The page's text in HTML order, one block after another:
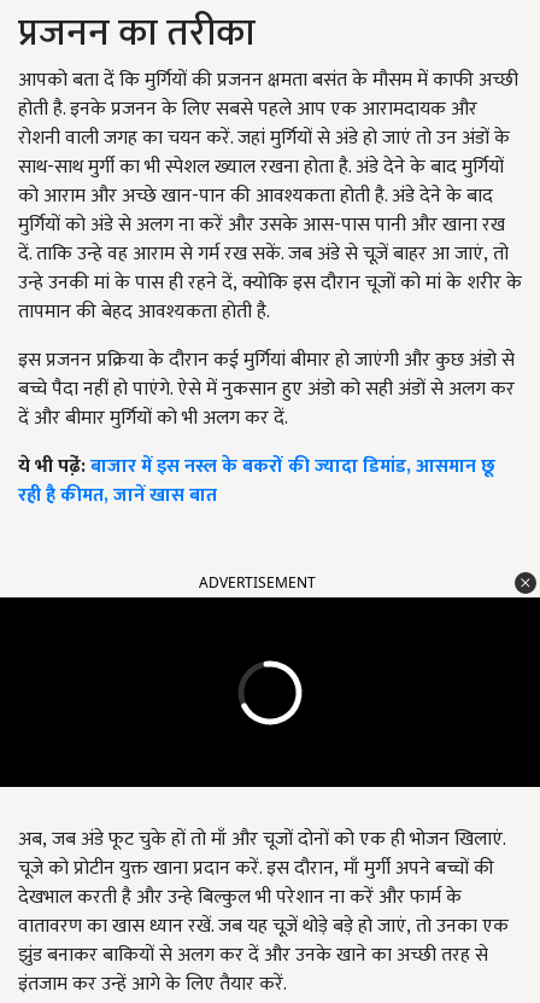
प्रजनन का तरीका
आपको बता दें कि मुर्गियों की प्रजनन क्षमता बसंत के मौसम में काफी अच्छी
होती है. इनके प्रजनन के लिए सबसे पहले आप एक आरामदायक और
रोशनी वाली जगह का चयन करें. जहां मुर्गियों से अंडे हो जाएं तो उन अंडों के
साथ-साथ मुर्गी का भी स्पेशल ख्याल रखना होता है. अंडे देने के बाद मुर्गियों
को आराम और अच्छे खान-पान की आवश्यकता होती है. अंडे देने के बाद
मुर्गियों को अंडे से अलग ना करें और उसके आस-पास पानी और खाना रख
दें. ताकि उन्हे वह आराम से गर्म रख सकें. जब अंडे से चूज़ें बाहर आ जाएं,तो
उन्हे उनकी मां के पास ही रहने दें,क्योकि इस दौरान चूजों को मां के शरीर के
तापमान की बेहद आवश्यकता होती है.
इस प्रजनन प्रक्रिया के दौरान कई मुर्गियां बीमार हो जाएंगी और कुछ अंडो से
बच्चे पैदा नहीं हो पाएंगे. ऐसे में नुकसान हुए अंडो को सही अंडों से अलग कर
दें और बीमार मुर्गियों को भी अलग कर दें.
ये भी पढे़ं:बाजार में इस नस्ल के बकरों की ज्यादा डिमांड, आसमान छू
रही है कीमत, जानें खास बात
ADVERTISEMENT
अब,जब अंडे फूट चुके हों तो माँ और चूजों दोनों को एक ही भोजन खिलाएं.
चूजे को प्रोटीन युक्त खाना प्रदान करें. इस दौरान,माँ मुर्गी अपने बच्चों की
देखभाल करती है और उन्हे बिल्कुल भी परेशान ना करें और फार्म के
वातावरण का खास ध्यान रखें. जब यह चूज़ें थोड़े बड़े हो जाएं,तो उनका एक
झुंड बनाकर बाकियों से अलग कर दें और उनके खाने का अच्छी तरह से
इंतजाम कर उन्हें आगे के लिए तैयार करें.